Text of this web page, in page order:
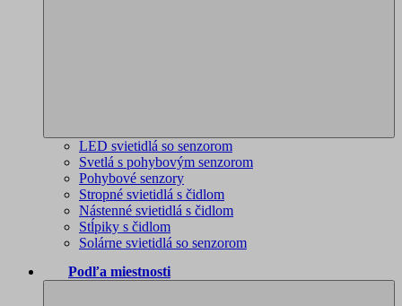
LED svietidlá so senzorom
Svetlá s pohybovým senzorom
Pohybové senzory
Stropné svietidlá s čidlom
Nástenné svietidlá s čidlom
Stĺpiky s čidlom
Solárne svietidlá so senzorom
Podľa miestnosti